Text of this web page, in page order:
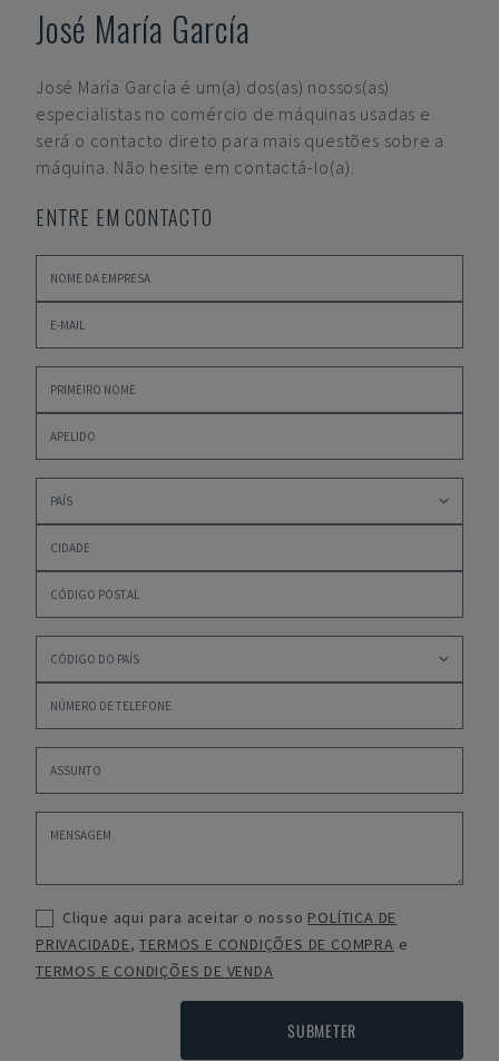
José María García
José María García é um(a) dos(as) nossos(as)
especialistas no comércio de máquinas usadas e
será o contacto direto para mais questões sobre a
máquina. Não hesite em contactá-lo(a).
ENTRE EM CONTACTO
Clique aqui para aceitar o nosso POLÍTICA DE
PRIVACIDADE,TERMOS E CONDIÇÕES DE COMPRA e
TERMOS E CONDIÇÕES DE VENDA
SUBMETER